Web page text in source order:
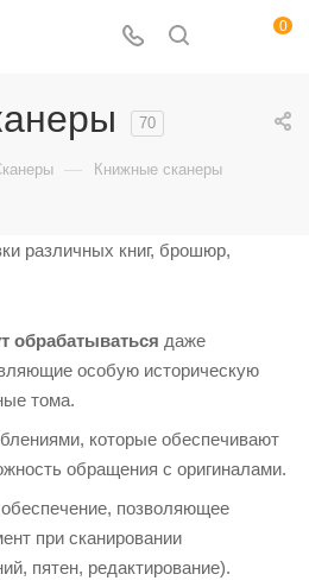
0
70
— Книжные сканеры
различных книг, брошюр,
обрабатываться даже
особую историческую
тома.
которые обеспечивают
обращения с оригиналами.
позволяющее
при сканировании
пятен, редактирование).